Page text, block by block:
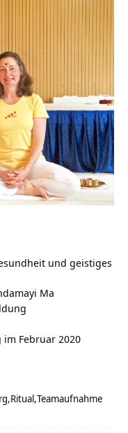
und geistiges
Ma
Februar 2020
Ritual Teamaufnahme